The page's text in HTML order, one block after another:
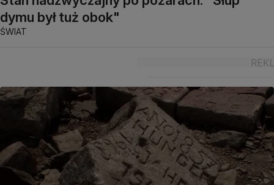
dymu był tuż obok"
ŚWIAT